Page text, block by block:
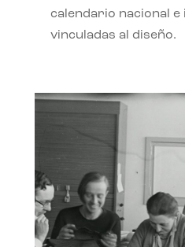
calendario nacional e
vinculadas al diseño.